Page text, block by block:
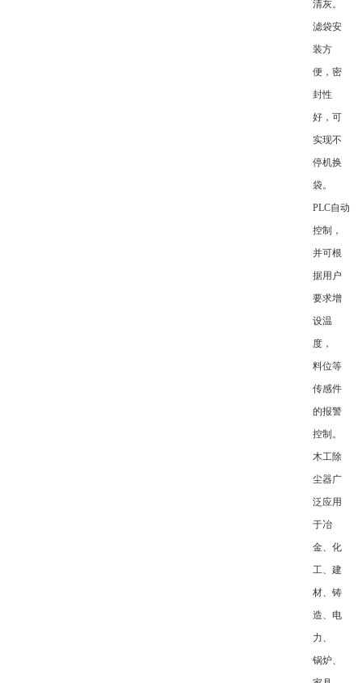
清灰。
滤袋安
装方
便，密
封性
好，可
实现不
停机换
袋。
PLC自动
控制，
并可根
据用户
要求增
设温
度，
料位等
传感件
的报警
控制。
木工除
尘器广
泛应用
于冶
金、化
工、建
材、铸
造、电
力、
锅炉、